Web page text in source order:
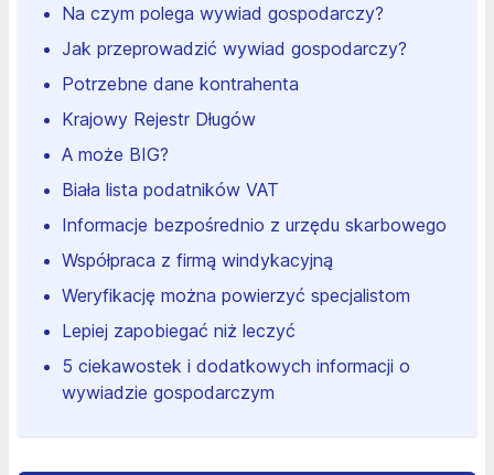
Na czym polega wywiad gospodarczy?
Jak przeprowadzić wywiad gospodarczy?
Potrzebne dane kontrahenta
Krajowy Rejestr Długów
A może BIG?
Biała lista podatników VAT
Informacje bezpośrednio z urzędu skarbowego
Współpraca z firmą windykacyjną
Weryfikację można powierzyć specjalistom
Lepiej zapobiegać niż leczyć
5 ciekawostek i dodatkowych informacji o
wywiadzie gospodarczym